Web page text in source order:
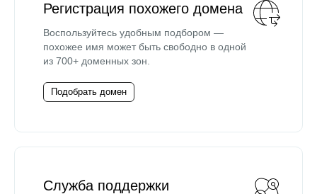
Регистрация похожего домена
Воспользуйтесь удобным подбором —
похожее имя может быть свободно в одной
из 700+ доменных зон.
Подобрать домен
Служба поддержки